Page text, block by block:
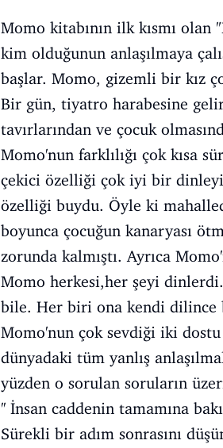
Momo kitabının ilk kısmı
kim olduğunun anlaşılmaya
başlar. Momo, gizemli bir kız
Bir gün, tiyatro harabesine
tavırlarından ve çocuk
Momo'nun farklılığı çok kısa
çekici özelliği çok iyi bir
özelliği buydu. Öyle ki
boyunca çocuğun kanaryası
zorunda kalmıştı. Ayrıca
Momo herkesi,her şeyi
bile. Her biri ona kendi dilince
Momo'nun çok sevdiği iki
dünyadaki tüm yanlış
yüzden o sorulan soruların
'' İnsan caddenin tamamına
Sürekli bir adım sonrasını